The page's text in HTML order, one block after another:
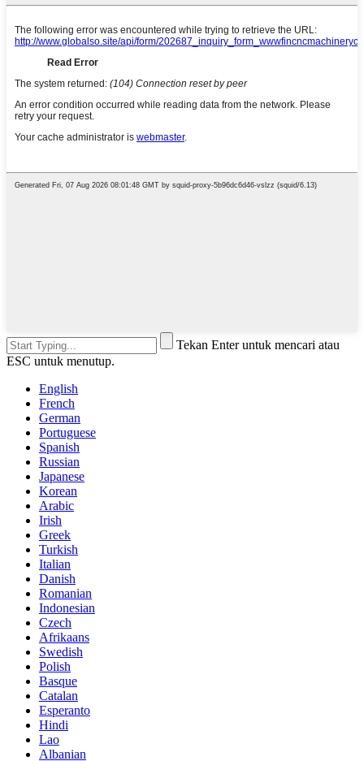
Tekan Enter untuk mencari atau
ESC untuk menutup.
English
French
German
Portuguese
Spanish
Russian
Japanese
Korean
Arabic
Irish
Greek
Turkish
Italian
Danish
Romanian
Indonesian
Czech
Afrikaans
Swedish
Polish
Basque
Catalan
Esperanto
Hindi
Lao
Albanian